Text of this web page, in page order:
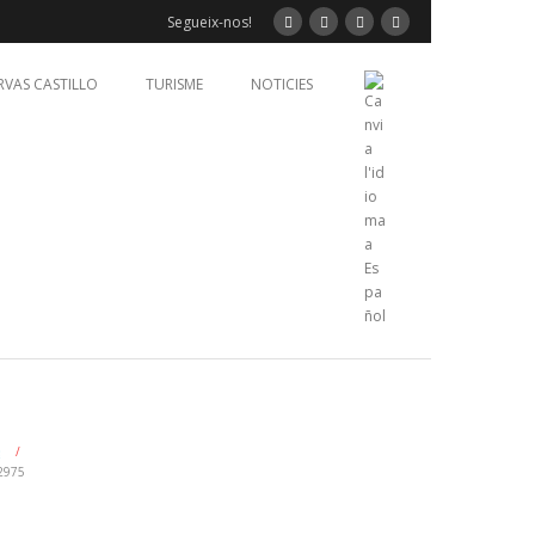
Segueix-nos!
CASTILLO TURISME NOTICIES
/